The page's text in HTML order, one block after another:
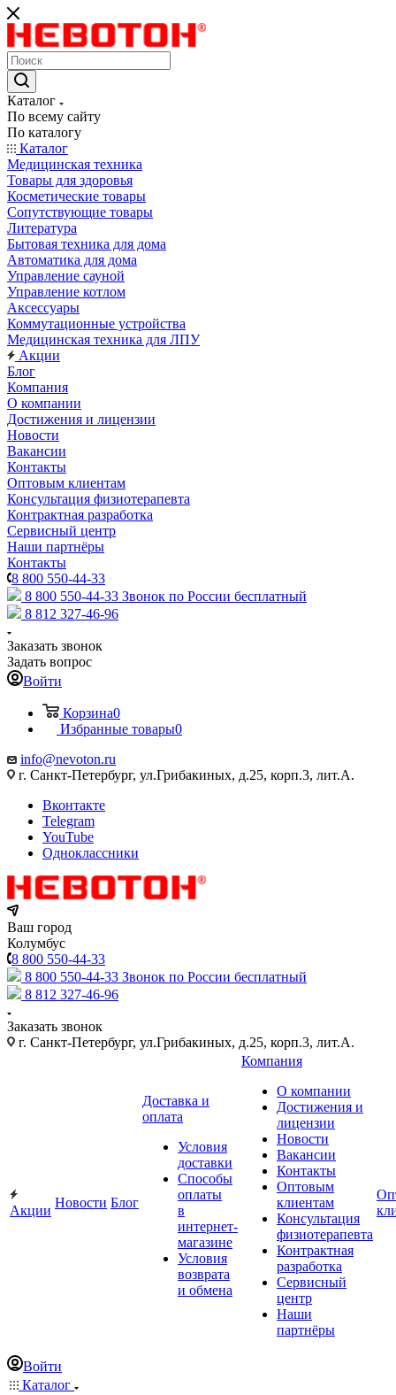
Каталог
По всему сайту
По каталогу
Каталог
Медицинская техника
Товары для здоровья
Косметические товары
Сопутствующие товары
Литература
Бытовая техника для дома
Автоматика для дома
Управление сауной
Управление котлом
Аксессуары
Коммутационные устройства
Медицинская техника для ЛПУ
Акции
Блог
Компания
О компании
Достижения и лицензии
Новости
Вакансии
Контакты
Оптовым клиентам
Консультация физиотерапевта
Контрактная разработка
Сервисный центр
Наши партнёры
Контакты
8 800 550-44-33
8 800 550-44-33 Звонок по России бесплатный
8 812 327-46-96
Заказать звонок
Задать вопрос
Войти
Корзина0
Избранные товары0
info@nevoton.ru
г. Санкт-Петербург, ул.Грибакиных, д.25, корп.3, лит.А.
Вконтакте
Telegram
YouTube
Одноклассники
Ваш город
Колумбус
8 800 550-44-33
8 800 550-44-33 Звонок по России бесплатный
8 812 327-46-96
Заказать звонок
г. Санкт-Петербург, ул.Грибакиных, д.25, корп.3, лит.А.
Акции
Новости Блог
Доставка и
оплата
Условия
доставки
Способы
оплаты
в
интернет-
магазине
Условия
возврата
и обмена
Компания
О компании
Достижения и
лицензии
Новости
Вакансии
Контакты
Оптовым
клиентам
Консультация
физиотерапевта
Контрактная
разработка
Сервисный
центр
Наши
партнёры
Войти
Каталог